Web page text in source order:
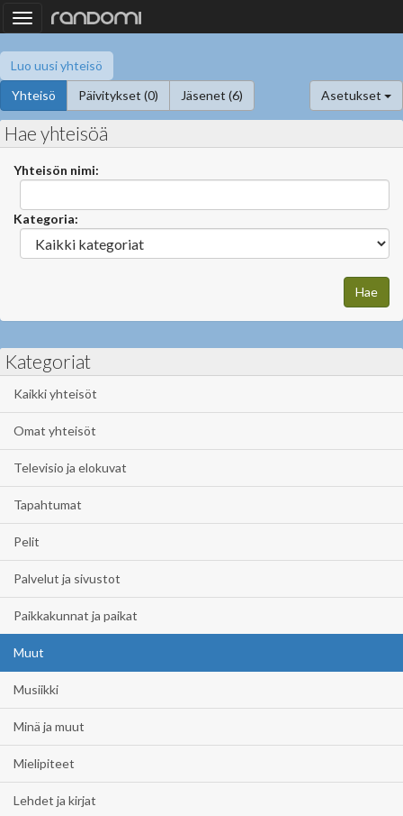
Toggle
navigation
Luo uusi yhteisö
Yhteisö
Päivitykset (0) Jäsenet (6) Asetukset
Hae yhteisöä
Yhteisön nimi:
Kategoria:
Kategoriat
Kaikki yhteisöt
Omat yhteisöt
Televisio ja elokuvat
Tapahtumat
Pelit
Palvelut ja sivustot
Paikkakunnat ja paikat
Muut
Musiikki
Minä ja muut
Mielipiteet
Lehdet ja kirjat